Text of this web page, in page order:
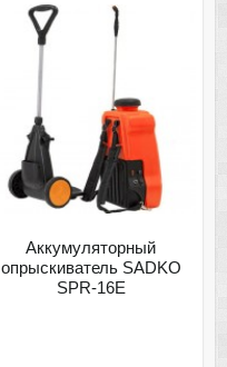
Аккумуляторный
опрыскиватель SADKO
SPR-16E